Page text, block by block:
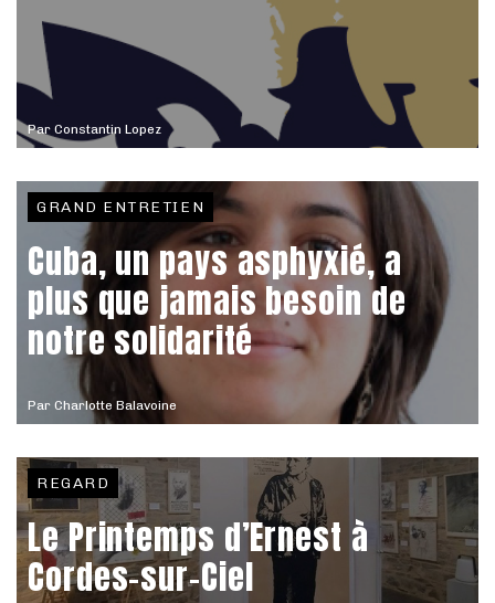
Par Constantin Lopez
Par Charlotte Balavoine
GRAND ENTRETIEN
Cuba, un pays asphyxié, a
plus que jamais besoin de
notre solidarité
REGARD
Le Printemps d’Ernest à
Cordes-sur-Ciel